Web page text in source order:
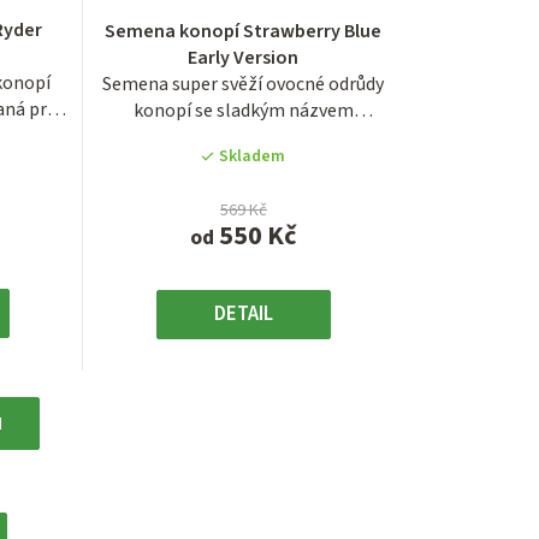
pro
Semena konopí Strawberry Blue
Early Version
Semena super svěží ovocné odrůdy
konopí se sladkým názvem
Skladem
od 550 Kč
569 Kč
DETAIL
produktu
je
3,8
z
hvězdiček.